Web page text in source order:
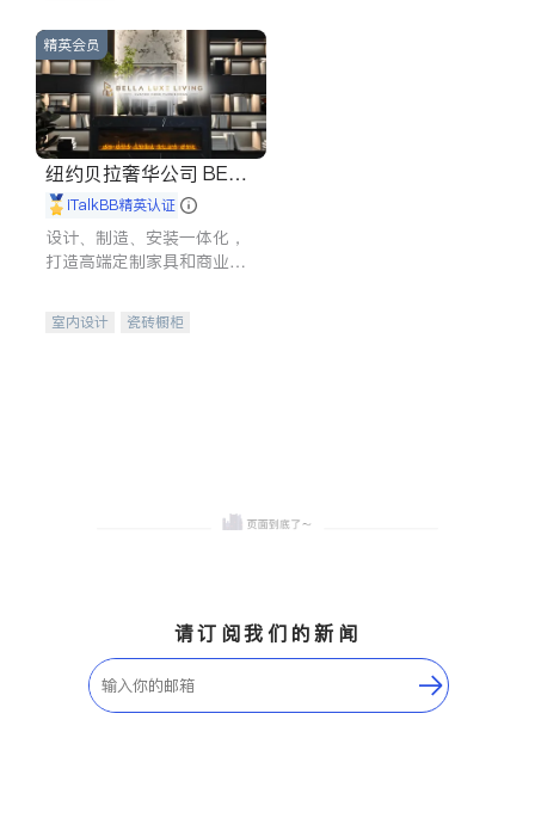
精英会员
纽约贝拉奢华公司 BELL
A LUXE
iTalkBB精英认证
设计、制造、安装一体化，
打造高端定制家具和商业空
室内设计
瓷砖橱柜
请订阅我们的新闻